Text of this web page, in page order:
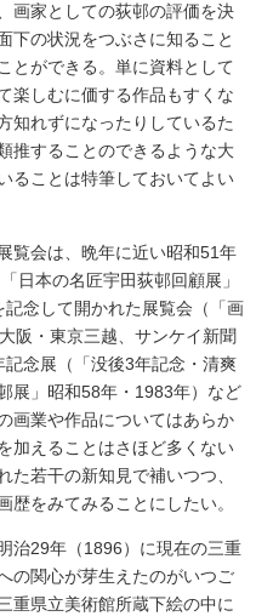
画家としての荻邨の評価を決
下の状況をつぶさに知ること
とができる。単に資料として
楽しむに価する作品もすくな
知れずになったりしているた
推することのできるような大
ることは特筆しておいてよい
覧会は、晩年に近い昭和51年
日本の名匠宇田荻邨回顧展」
念して開かれた展覧会（「画
阪・東京三越、サンケイ新聞
念展（「没後3年記念・清爽
展」昭和58年・1983年）など
画業や作品についてはあらか
加えることはさほど多くない
若干の新知見で補いつつ、
歴をみてみることにしたい。
治29年（1896）に現在の三重
の関心が芽生えたのがいつご
重県立美術館所蔵下絵の中に